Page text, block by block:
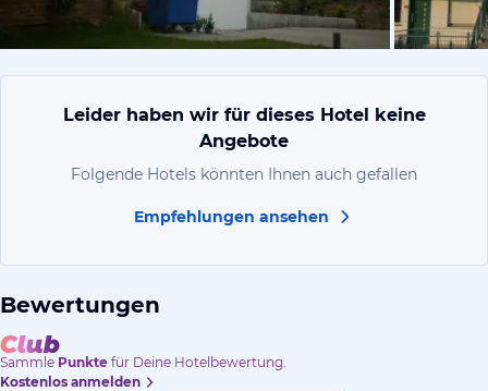
von
Leider haben wir für dieses Hotel keine
Angebote
Folgende Hotels könnten Ihnen auch gefallen
Empfehlungen ansehen
Bewertungen
Sammle Punkte für Deine Hotelbewertung.
Kostenlos anmelden